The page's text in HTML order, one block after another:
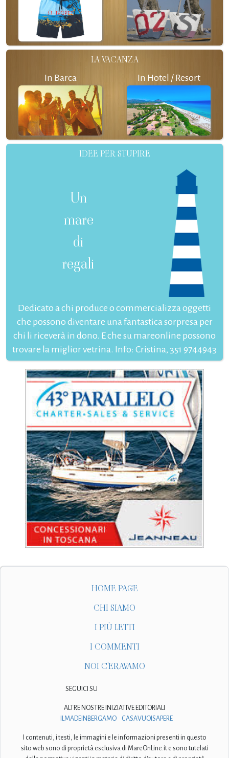
LA VACANZA
In Barca In Hotel / Resort
IDEE PER STUPIRE
Un
mare
di
regali
Dedicato a chi produce o commercializza oggetti
che possono diventare una fantastica sorpresa per
chi li riceverà in dono. E che su mareonline possono
trovare la miglior vetrina. Info: Cristina, 351 9744943
HOME PAGE
CHI SIAMO
I PIÙ LETTI
I COMMENTI
NOI C'ERAVAMO
SEGUICI SU
ALTRE NOSTRE INIZIATIVE EDITORIALI
ILMADEINBERGAMO
CASAVUOISAPERE
I contenuti, i testi, le immagini e le informazioni presenti in questo
sito web sono di proprietà esclusiva di MareOnLine.it e sono tutelati